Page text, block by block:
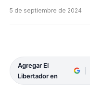
5 de septiembre de 2024
Agregar El
Libertador en